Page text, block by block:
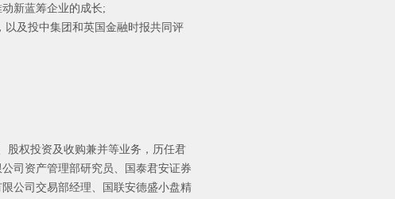
新蓝筹企业的成长;
以及投中集团和英国金融时报共同评
股权投资及收购兼并等业务，历任君
司资产管理部研究员、国泰君安证券
公司交易部经理、国联安德盛小盘精